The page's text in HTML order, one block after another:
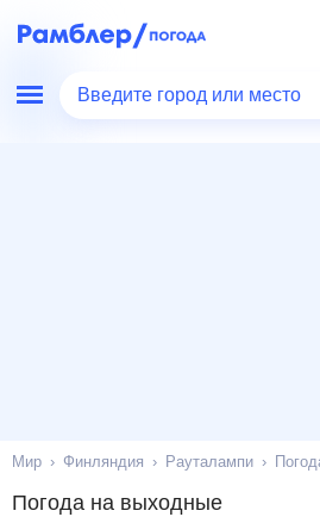
Введите город или место
Мир Финляндия Рауталампи
Погода на выходные